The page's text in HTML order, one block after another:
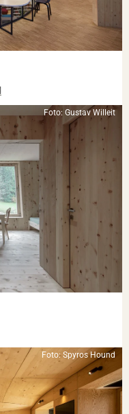
Foto: Gustav Willeit
Foto: Spyros Hound